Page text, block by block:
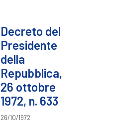
Decreto del
Presidente
della
Repubblica,
26 ottobre
1972, n. 633
26/10/1972